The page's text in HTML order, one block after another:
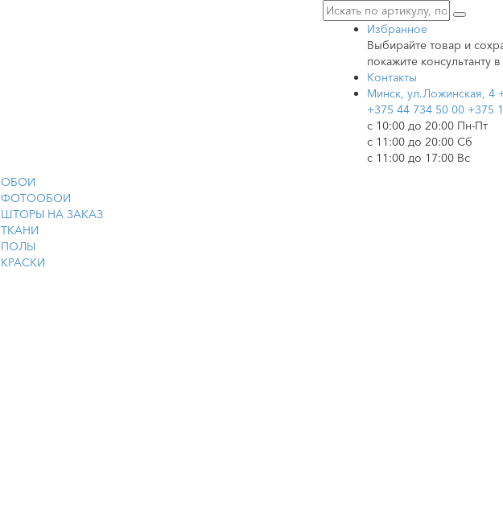
Избранное
Выбирайте товар и
покажите консультанту
Контакты
Минск, ул.Ложинская, 4
+375 44 734 50 00 +375
c 10:00 до 20:00 Пн-Пт
с 11:00 до 20:00 Сб
с 11:00 до 17:00 Вс
ОБОИ
ФОТООБОИ
ШТОРЫ НА ЗАКАЗ
ТКАНИ
ПОЛЫ
КРАСКИ